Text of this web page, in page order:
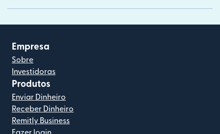
Empresa
Sobre
Investidoras
Produtos
Enviar Dinheiro
Receber Dinheiro
Remitly Business